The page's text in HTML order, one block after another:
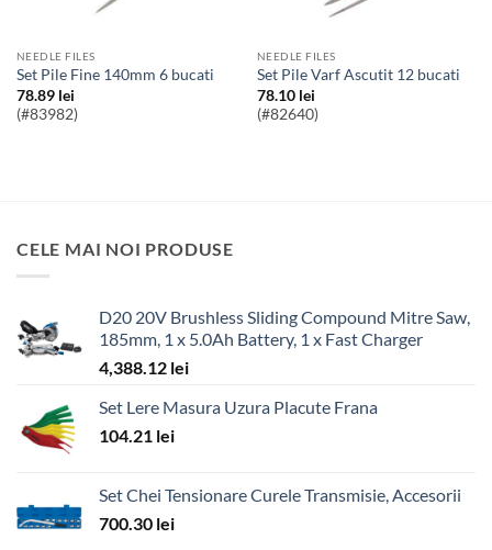
NEEDLE FILES
Set Pile Fine 140mm 6 bucati
78.89 lei
(#83982)
NEEDLE FILES
Set Pile Varf Ascutit 12 bucati
78.10 lei
(#82640)
CELE MAI NOI PRODUSE
D20 20V Brushless Sliding Compound Mitre Saw,
185mm, 1 x 5.0Ah Battery, 1 x Fast Charger
4,388.12 lei
Set Lere Masura Uzura Placute Frana
104.21 lei
Set Chei Tensionare Curele Transmisie, Accesorii
700.30 lei